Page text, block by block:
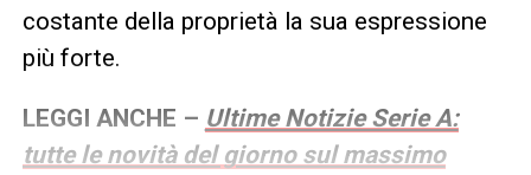
costante della proprietà la sua espressione
più forte.
LEGGI ANCHE – Ultime Notizie Serie A:
tutte le novità del giorno sul massimo